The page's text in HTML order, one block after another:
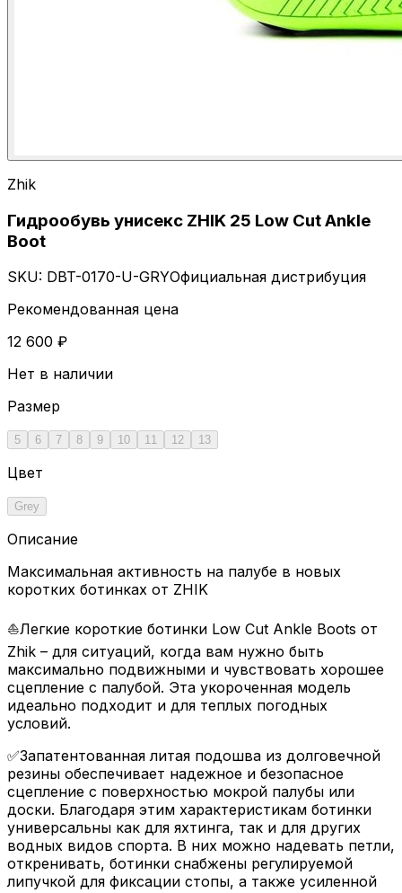
Zhik
Гидрообувь унисекс ZHIK 25 Low Cut Ankle
Boot
SKU: DBT-0170-U-GRYОфициальная дистрибуция
Рекомендованная цена
12 600 ₽
Нет в наличии
Размер
5 6 7 8 9 10 11 12 13
Цвет
Grey
Описание
Максимальная активность на палубе в новых
коротких ботинках от ZHIK
⛵️Легкие короткие ботинки Low Cut Ankle Boots от
Zhik – для ситуаций, когда вам нужно быть
максимально подвижными и чувствовать хорошее
сцепление с палубой. Эта укороченная модель
идеально подходит и для теплых погодных
условий.
✅Запатентованная литая подошва из долговечной
резины обеспечивает надежное и безопасное
сцепление с поверхностью мокрой палубы или
доски. Благодаря этим характеристикам ботинки
универсальны как для яхтинга, так и для других
водных видов спорта. В них можно надевать петли,
откренивать, ботинки снабжены регулируемой
липучкой для фиксации стопы, а также усиленной